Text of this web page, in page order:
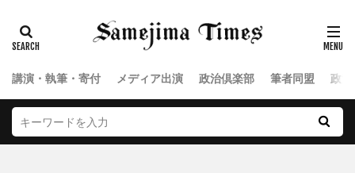
講演・執筆・寄付 メディア出演 政治倶楽部 筆者同盟 政